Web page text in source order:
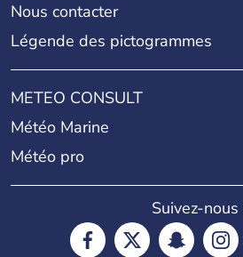
Nous contacter
Légende des pictogrammes
METEO CONSULT
Météo Marine
Météo pro
Suivez-nous